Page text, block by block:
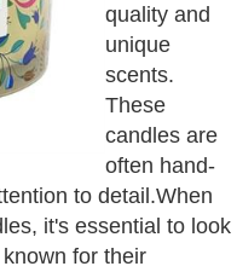
quality and
unique
scents.
These
candles are
often hand-
to detail.When
it's essential to look
for their